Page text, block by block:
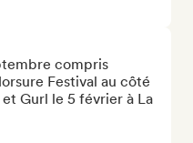
compris
Festival au côté
Gurl le 5 février à La